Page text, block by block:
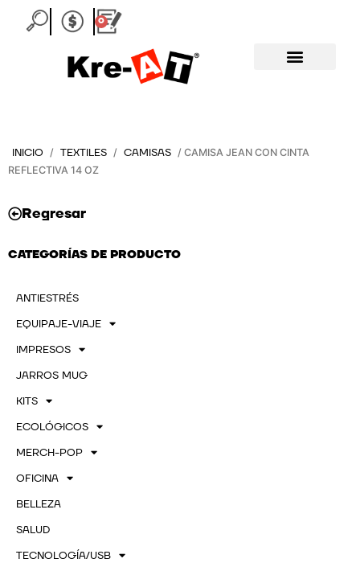
0
Carrito
INICIO / TEXTILES / CAMISAS / CAMISA JEAN CON CINTA
REFLECTIVA 14 OZ
Regresar
CATEGORÍAS DE PRODUCTO
ANTIESTRÉS
EQUIPAJE-VIAJE
IMPRESOS
JARROS MUG
KITS
ECOLÓGICOS
MERCH-POP
OFICINA
BELLEZA
SALUD
TECNOLOGÍA/USB